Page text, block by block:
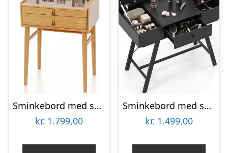
Sminkebord med skuffer i bambus H122 x B60 cm – Natur
kr. 1.799,00
Sminkebord med spejl i metal og møbelplade H80,5 – 124 x B96,5 x D46,5 cm – Sort/Sort
kr. 1.499,00